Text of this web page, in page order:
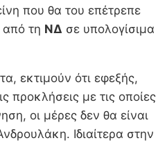
που θα του επέτρεπε
από τη ΝΔ σε υπολογίσιμα
εκτιμούν ότι εφεξής,
προκλήσεις με τις οποίες
οι μέρες δεν θα είναι
Ιδιαίτερα στην